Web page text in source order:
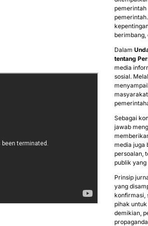
Dalam
tentang
media
sosial.
Sebagai
jawab
media juga
persoalan,
publik
Prinsip
yang
konfirmasi,
pihak
demikian,